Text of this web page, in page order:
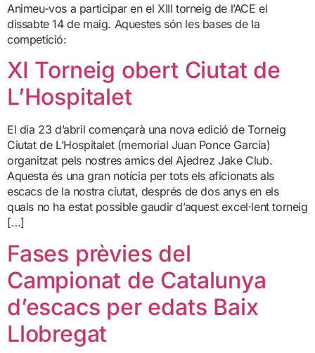
Animeu-vos a participar en el XIII torneig de l’ACE el
dissabte 14 de maig. Aquestes són les bases de la
competició:
XI Torneig obert Ciutat de
L’Hospitalet
El dia 23 d’abril començarà una nova edició de Torneig
Ciutat de L’Hospitalet (memorial Juan Ponce García)
organitzat pels nostres amics del Ajedrez Jake Club.
Aquesta és una gran notícia per tots els aficionats als
escacs de la nostra ciutat, després de dos anys en els
quals no ha estat possible gaudir d’aquest excel·lent torneig
[…]
Fases prèvies del
Campionat de Catalunya
d’escacs per edats Baix
Llobregat